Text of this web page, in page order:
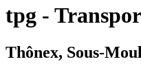
tpg -
Thônex, Sous-